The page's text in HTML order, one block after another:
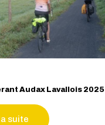
Audax Lavallois 2025
suite